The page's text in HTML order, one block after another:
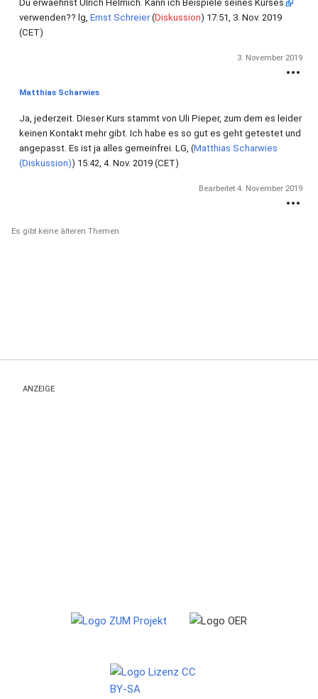
Du erwaehnst Ulrich Helmich. Kann ich Beispiele seines Kurses
verwenden?? lg,Ernst Schreier(Diskussion) 17:51, 3. Nov. 2019
(CET)
3. November 2019
Matthias Scharwies
Ja, jederzeit. Dieser Kurs stammt von Uli Pieper, zum dem es leider
keinen Kontakt mehr gibt. Ich habe es so gut es geht getestet und
angepasst. Es ist ja alles gemeinfrei. LG, (Matthias Scharwies
(Diskussion)) 15:42, 4. Nov. 2019 (CET)
Bearbeitet4. November 2019
Es gibt keine älteren Themen
ANZEIGE